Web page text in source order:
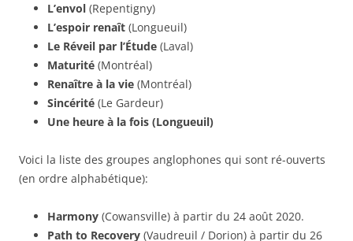
L’envol (Repentigny)
L’espoir renaît (Longueuil)
Le Réveil par l’Étude (Laval)
Maturité (Montréal)
Renaître à la vie (Montréal)
Sincérité (Le Gardeur)
Une heure à la fois (Longueuil)
Voici la liste des groupes anglophones qui sont ré-ouverts
(en ordre alphabétique):
Harmony (Cowansville) à partir du 24 août 2020.
Path to Recovery (Vaudreuil / Dorion) à partir du 26